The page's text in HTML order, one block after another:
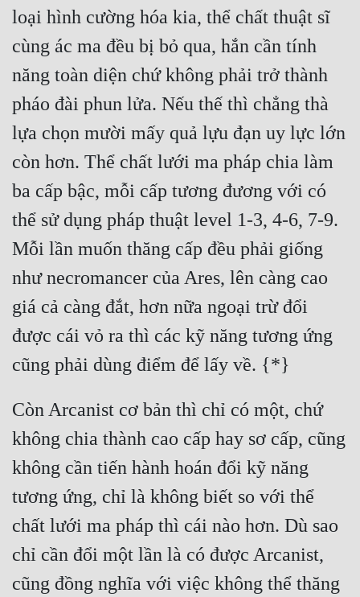
Võ Hiệp
Võng Du
Xuyên Không
Xuyên Sách
Xuyên Thư
Điền Văn
Đô Thị
Đông Phương
Đông Phương Huyền Huyễn
Đồng Nhân
Cẩu Đạo Trường Sinh
Ngự Thú
Truyện Nam
Truyện Nữ
Vô Địch Lưu
Xây Dựng Thế Lực
loại hình cường hóa kia, thể chất thuật sĩ
cùng ác ma đều bị bỏ qua, hắn cần tính
năng toàn diện chứ không phải trở thành
pháo đài phun lửa. Nếu thế thì chẳng thà
lựa chọn mười mấy quả lựu đạn uy lực lớn
còn hơn. Thể chất lưới ma pháp chia làm
ba cấp bậc, mỗi cấp tương đương với có
thể sử dụng pháp thuật level 1-3, 4-6, 7-9.
Mỗi lần muốn thăng cấp đều phải giống
như necromancer của Ares, lên càng cao
giá cả càng đắt, hơn nữa ngoại trừ đổi
được cái vỏ ra thì các kỹ năng tương ứng
Còn Arcanist cơ bản thì chỉ có một, chứ
không chia thành cao cấp hay sơ cấp, cũng
không cần tiến hành hoán đổi kỹ năng
tương ứng, chỉ là không biết so với thể
chất lưới ma pháp thì cái nào hơn. Dù sao
chỉ cần đổi một lần là có được Arcanist,
cũng đồng nghĩa với việc không thể thăng